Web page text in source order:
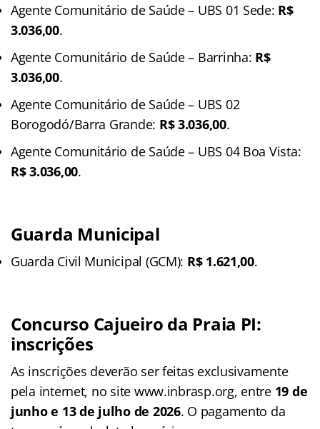
Agente Comunitário de Saúde – UBS 01 Sede: R$
3.036,00.
Agente Comunitário de Saúde – Barrinha: R$
3.036,00.
Agente Comunitário de Saúde – UBS 02
Borogodó/Barra Grande: R$ 3.036,00.
Agente Comunitário de Saúde – UBS 04 Boa Vista:
R$ 3.036,00.
Guarda Municipal
Guarda Civil Municipal (GCM): R$ 1.621,00.
Concurso Cajueiro da Praia PI:
inscrições
As inscrições deverão ser feitas exclusivamente
pela internet, no site www.inbrasp.org, entre 19 de
junho e 13 de julho de 2026. O pagamento da